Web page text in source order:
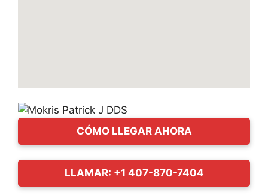
CÓMO LLEGAR AHORA
LLAMAR: +1 407-870-7404